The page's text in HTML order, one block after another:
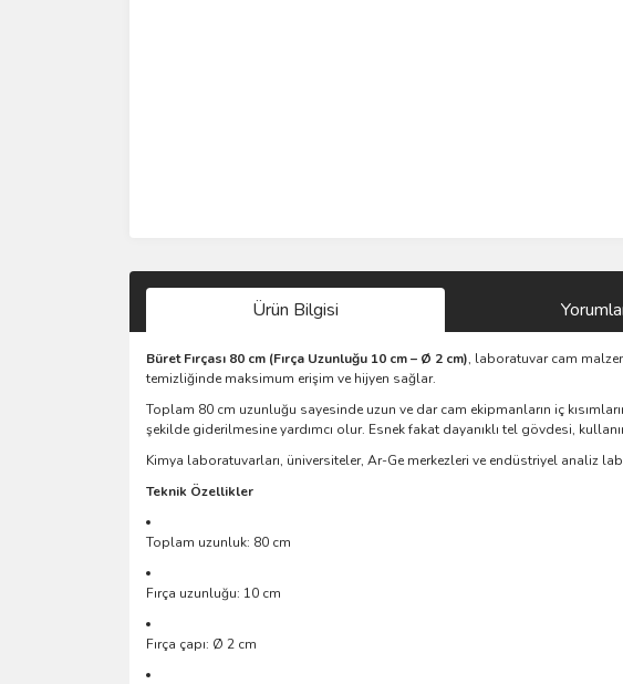
Ürün Bilgisi
Büret Fırçası 80 cm (Fırça Uzunluğu 10 cm – Ø 2 cm), laboratuvar cam
temizliğinde maksimum erişim ve hijyen sağlar.
Toplam 80 cm uzunluğu sayesinde uzun ve dar cam ekipmanların iç
şekilde giderilmesine yardımcı olur. Esnek fakat dayanıklı tel gövdesi,
Kimya laboratuvarları, üniversiteler, Ar-Ge merkezleri ve endüstriyel analiz
Teknik Özellikler
Toplam uzunluk: 80 cm
Fırça uzunluğu: 10 cm
Fırça çapı: Ø 2 cm